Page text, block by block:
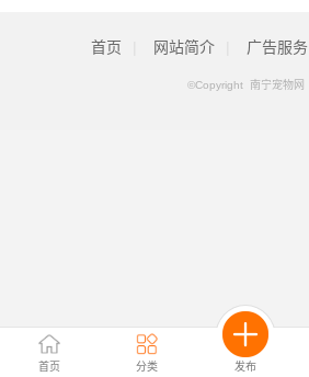
首页 分类 发布
首页 网站简介 广告服务
©Copyright 南宁宠物网